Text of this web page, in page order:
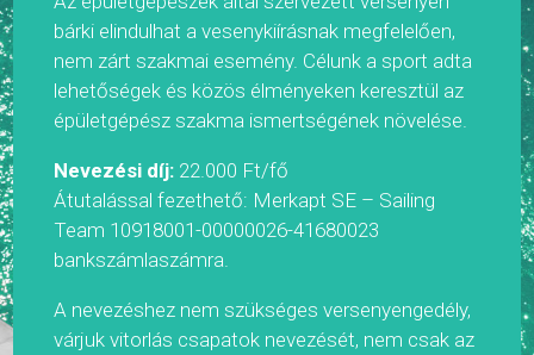
bárki elindulhat a vesenykiírásnak megfelelően,
nem zárt szakmai esemény. Célunk a sport adta
lehetőségek és közös élményeken keresztül az
épületgépész szakma ismertségének növelése.
Nevezési díj: 22.000 Ft/fő
Átutalással fezethető: Merkapt SE – Sailing
Team 10918001-00000026-41680023
bankszámlaszámra.
A nevezéshez nem szükséges versenyengedély,
várjuk vitorlás csapatok nevezését, nem csak az